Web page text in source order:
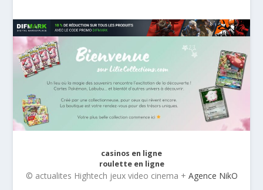
casinos en ligne
roulette en ligne
© actualites Hightech jeux video cinema + Agence NikO